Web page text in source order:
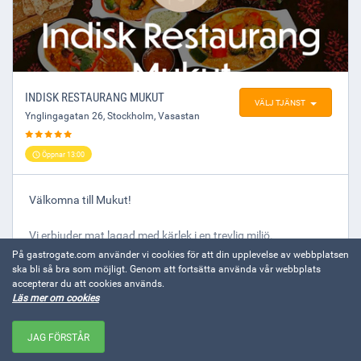
VÄLJ TJÄNST
INDISK RESTAURANG MUKUT
Ynglingagatan 26, Stockholm, Vasastan
Öppnar 13:00
Välkomna till Mukut!
Vi erbjuder mat lagad med kärlek i en trevlig miljö.
Hos oss får du en härlig upplevelse och den personliga
servicen tillsammans med vällagad mat är viktiga
ingredienser hos oss. Vi gör allt för att du som gäst skall
trivas!
Varmt välkomna!
VISA MER
På gastrogate.com använder vi cookies för att din upplevelse av webbplatsen
ska bli så bra som möjligt. Genom att fortsätta använda vår webbplats
accepterar du att cookies används.
Läs mer om cookies
JAG FÖRSTÅR